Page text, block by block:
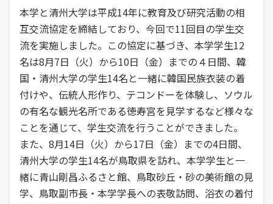
環境問題･環境教育への取り組み
広報誌・刊行物
SNS(ソーシャル・メディア)公式アカウント一覧
寄附金申込みのご案内
各種お問合せ先
資料請求
交通アクセス・周辺マップ
公立鳥取環境大学の地域連携の取り組み
をご案内、ご紹介します。
人間形成
教育センター
幅広い知識と基礎学力を身につける
大学院
環境経営研究科
持続的社会を実現できる高度専門職業人
を養成
進学相談会
全国各地おこなっている進学相談会の会
場、日程についてご案内
アルバイトの紹介
学費、入学料についてご案内
国の教育ローン、提携教育ローン
等
国の教育ローンと提携教育ローンに関す
る情報です。
学内企業説明会の申し込み
求人の申し込み
高校教員
一般・企業の方
本学と清州大学は平成14年に教育及び研究活動の相
互交流協定を締結しており、今回で11回目の学生交
流を実施しました。この協定に基づき、本学学生12
名は8月7日（火）から10日（金）までの４日間、韓
国・清州大学の学生14名と一緒に韓国民族衣装の着
付けや、伝統人形作り、テコンドーを体験し、ソウル
の有名な観光名所である徳寿宮を見学するなど様々な
ことを通じて、学生交流を行うことができました。
また、8月14日（火）から17日（金）までの4日間、
清州大学の学生14名が鳥取県を訪れ、本学学生と一
緒に青山剛昌ふるさと館、鳥取砂丘・砂の美術館の見
学、鳥取副市長・本学学長への表敬訪問、浴衣の着付